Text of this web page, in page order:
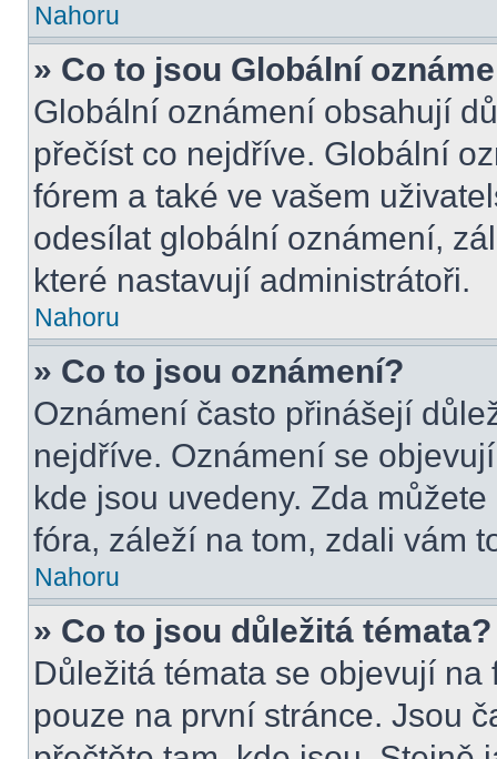
Nahoru
» Co to jsou Globální
Globální oznámení obsahují
přečíst co nejdříve. Globální
fórem a také ve vašem
odesílat globální oznámení,
které nastavují administrátoři.
Nahoru
» Co to jsou oznámení?
Oznámení často přinášejí
nejdříve. Oznámení se
kde jsou uvedeny. Zda
fóra, záleží na tom, zdali vám
Nahoru
» Co to jsou důležitá témata?
Důležitá témata se objevují
pouze na první stránce. Jsou